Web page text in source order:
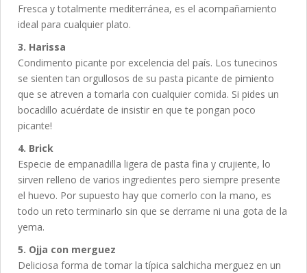
Fresca y totalmente mediterránea, es el acompañamiento
ideal para cualquier plato.
3. Harissa
Condimento picante por excelencia del país. Los tunecinos
se sienten tan orgullosos de su pasta picante de pimiento
que se atreven a tomarla con cualquier comida. Si pides un
bocadillo acuérdate de insistir en que te pongan poco
picante!
4. Brick
Especie de empanadilla ligera de pasta fina y crujiente, lo
sirven relleno de varios ingredientes pero siempre presente
el huevo. Por supuesto hay que comerlo con la mano, es
todo un reto terminarlo sin que se derrame ni una gota de la
yema.
5. Ojja con merguez
Deliciosa forma de tomar la típica salchicha merguez en un